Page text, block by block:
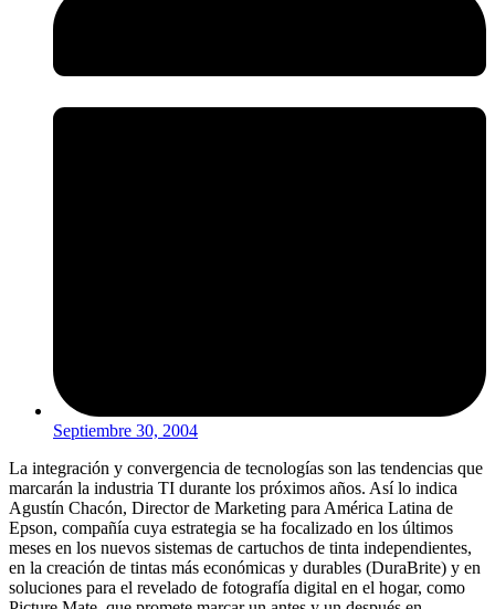
Septiembre 30, 2004
La integración y convergencia de tecnologías son las tendencias que
marcarán la industria TI durante los próximos años. Así lo indica
Agustín Chacón, Director de Marketing para América Latina de
Epson, compañía cuya estrategia se ha focalizado en los últimos
meses en los nuevos sistemas de cartuchos de tinta independientes,
en la creación de tintas más económicas y durables (DuraBrite) y en
soluciones para el revelado de fotografía digital en el hogar, como